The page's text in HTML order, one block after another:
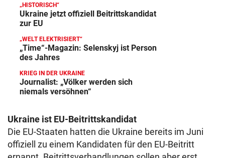
„HISTORISCH“
Ukraine jetzt offiziell Beitrittskandidat
zur EU
„WELT ELEKTRISIERT“
„Time“-Magazin: Selenskyj ist Person
des Jahres
KRIEG IN DER UKRAINE
Journalist: „Völker werden sich
niemals versöhnen“
Ukraine ist EU-Beitrittskandidat
Die EU-Staaten hatten die Ukraine bereits im Juni
offiziell zu einem Kandidaten für den EU-Beitritt